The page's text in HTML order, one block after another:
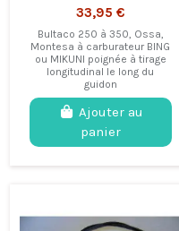
33,95 €
Bultaco 250 à 350, Ossa,
Montesa à carburateur BING
ou MIKUNI poignée à tirage
longitudinal le long du
guidon
Ajouter au
panier